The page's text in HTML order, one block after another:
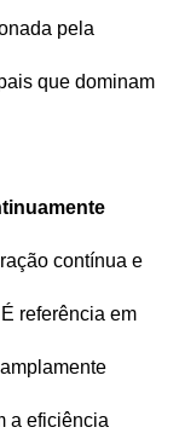
pela
que dominam
contínua e
referência em
a eficiência